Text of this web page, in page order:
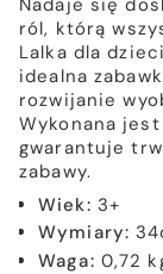
Nadaje się
ról, którą
Lalka dla
idealna
rozwijanie
Wykonana
gwarantuje
zabawy.
Wiek: 3+
Wymiary:
Waga: 0,72